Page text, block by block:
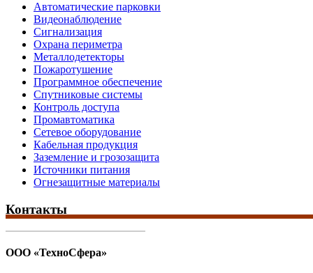
Автоматические парковки
Видеонаблюдение
Сигнализация
Охрана периметра
Металлодетекторы
Пожаротушение
Программное обеспечение
Спутниковые системы
Контроль доступа
Промавтоматика
Сетевое оборудование
Кабельная продукция
Заземление и грозозащита
Источники питания
Огнезащитные материалы
Контакты
ООО «ТехноСфера»